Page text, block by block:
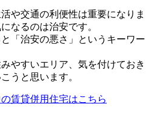
や交通の利便性は重要になりま
なるのは治安です。
「治安の悪さ」というキーワー
やすいエリア、気を付けておき
うと思います。
賃貸併用住宅はこちら